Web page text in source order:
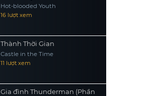
Hot-blooded Youth
16 lượt xem
Thành Thời Gian
Castle in the Time
11 lượt xem
Gia đình Thunderman (Phần